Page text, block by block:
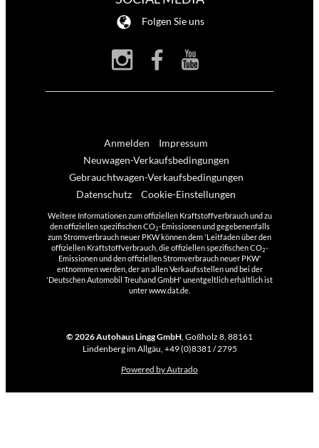
Folgen Sie uns
Anmelden
Impressum
Neuwagen-Verkaufsbedingungen
Gebrauchtwagen-Verkaufsbedingungen
Datenschutz
Cookie-Einstellungen
Weitere Informationen zum offiziellen Kraftstoffverbrauch und zu
den offiziellen spezifischen CO2-Emissionen und gegebenenfalls
zum Stromverbrauch neuer PKW können dem 'Leitfaden über den
offiziellen Kraftstoffverbrauch, die offiziellen spezifischen CO2-
Emissionen und den offiziellen Stromverbrauch neuer PKW'
entnommen werden, der an allen Verkaufsstellen und bei der
'Deutschen Automobil Treuhand GmbH' unentgeltlich erhältlich ist
unter www.dat.de.
© 2026Autohaus Lingg GmbH, Goßholz 8, 88161
Lindenberg im Allgäu, +49 (0)8381 / 2795
Powered by Autrado